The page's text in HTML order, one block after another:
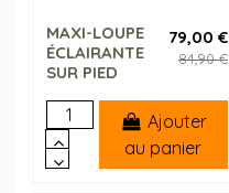
MAXI-LOUPE
ÉCLAIRANTE
SUR PIED
79,00 €
84,90 €
Ajouter
au panier